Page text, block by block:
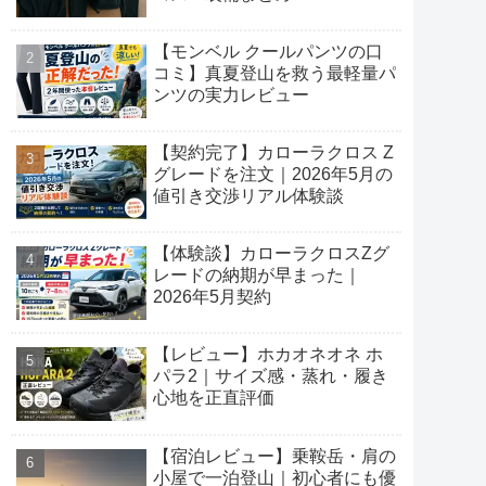
【モンベル クールパンツの口
コミ】真夏登山を救う最軽量パ
ンツの実力レビュー
【契約完了】カローラクロス Z
グレードを注文｜2026年5月の
値引き交渉リアル体験談
【体験談】カローラクロスZグ
レードの納期が早まった｜
2026年5月契約
【レビュー】ホカオネオネ ホ
パラ2｜サイズ感・蒸れ・履き
心地を正直評価
【宿泊レビュー】乗鞍岳・肩の
小屋で一泊登山｜初心者にも優